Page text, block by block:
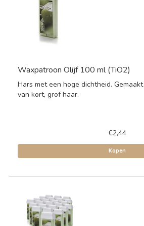
Waxpatroon Olijf 100 ml (TiO2)
Hars met een hoge dichtheid.
van kort, grof haar.
€2,44
Kopen